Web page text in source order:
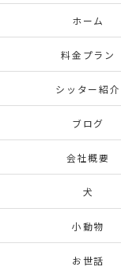
ホーム
料金プラン
シッター紹介
ブログ
会社概要
犬
小動物
お世話